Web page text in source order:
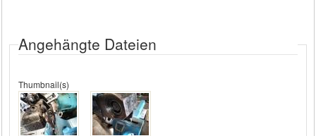
Angehängte Dateien
Thumbnail(s)